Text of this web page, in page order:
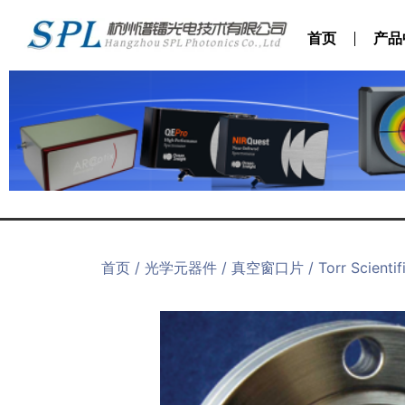
首页 产
首页 / 光学元器件 / 真空窗口片 / Torr